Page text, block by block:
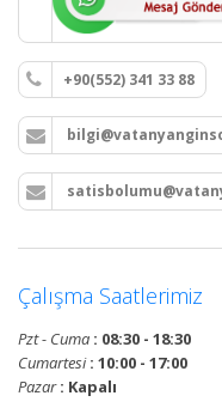
+90(552) 341 33 88
Çalışma Saatlerimiz
Pzt - Cuma : 08:30 - 18:30
Cumartesi: 10:00 - 17:00
Pazar: Kapalı